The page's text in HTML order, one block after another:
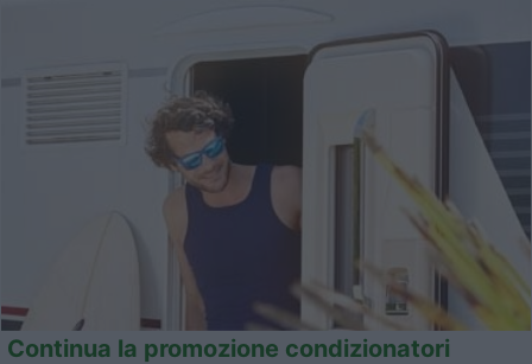
Continua la promozione condizionatori